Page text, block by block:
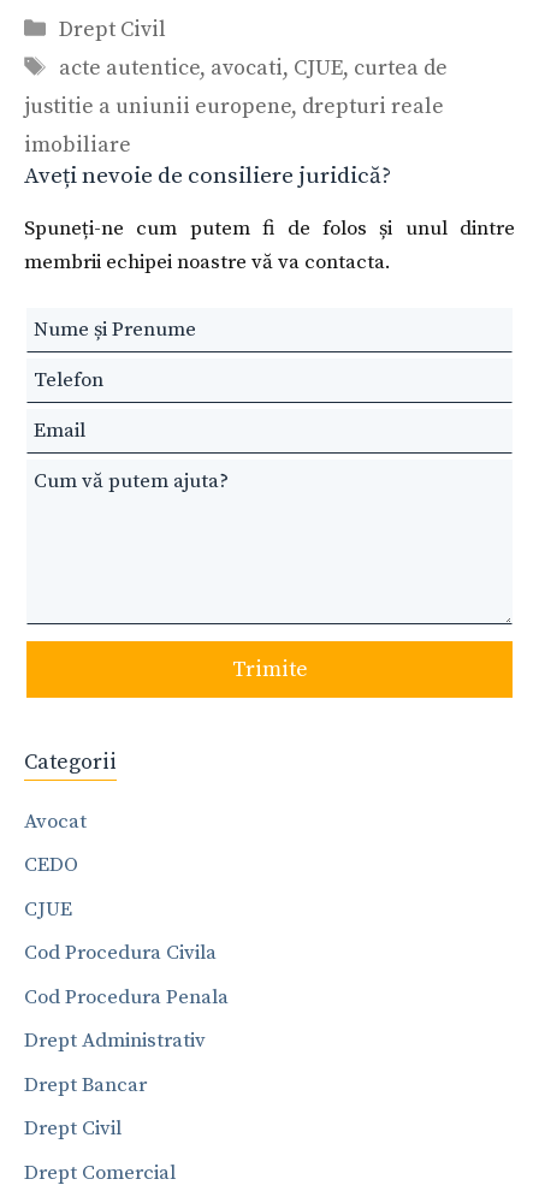
Categorii
Drept Civil
Etichete
acte autentice, avocati, CJUE, curtea de
justitie a uniunii europene, drepturi reale
imobiliare
Aveți nevoie de consiliere juridică?
Spuneți-ne cum putem fi de folos și unul dintre
membrii echipei noastre vă va contacta.
Leave
this
field
blank
Trimite
Categorii
Avocat
CEDO
CJUE
Cod Procedura Civila
Cod Procedura Penala
Drept Administrativ
Drept Bancar
Drept Civil
Drept Comercial